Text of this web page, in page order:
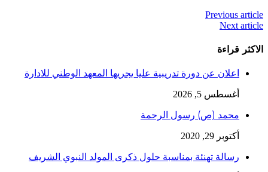
Previous article
Next article
الاكثر قراءة
اعلان عن دورة تدريبية عليا يجريها المعهد الوطني للادارة
أغسطس 5, 2026
محمد (ص) رسول الرحمة
أكتوبر 29, 2020
رسالة تهنئة بمناسبة حلول ذكرى المولد النبوي الشريف